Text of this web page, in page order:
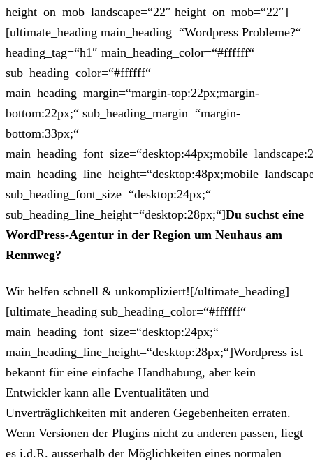
height_on_mob_landscape=“22″ height_on_mob=“22″]
[ultimate_heading main_heading=“Wordpress Probleme?“
heading_tag=“h1″ main_heading_color=“#ffffff“
sub_heading_color=“#ffffff“
main_heading_margin=“margin-top:22px;margin-
bottom:22px;“ sub_heading_margin=“margin-
bottom:33px;“
sub_heading_font_size=“desktop:24px;“
sub_heading_line_height=“desktop:28px;“]Du suchst eine
WordPress-Agentur in der Region um Neuhaus am
Rennweg?
Wir helfen schnell & unkompliziert![/ultimate_heading]
[ultimate_heading sub_heading_color=“#ffffff“
main_heading_font_size=“desktop:24px;“
main_heading_line_height=“desktop:28px;“]Wordpress ist
bekannt für eine einfache Handhabung, aber kein
Entwickler kann alle Eventualitäten und
Unverträglichkeiten mit anderen Gegebenheiten erraten.
Wenn Versionen der Plugins nicht zu anderen passen, liegt
es i.d.R. ausserhalb der Möglichkeiten eines normalen